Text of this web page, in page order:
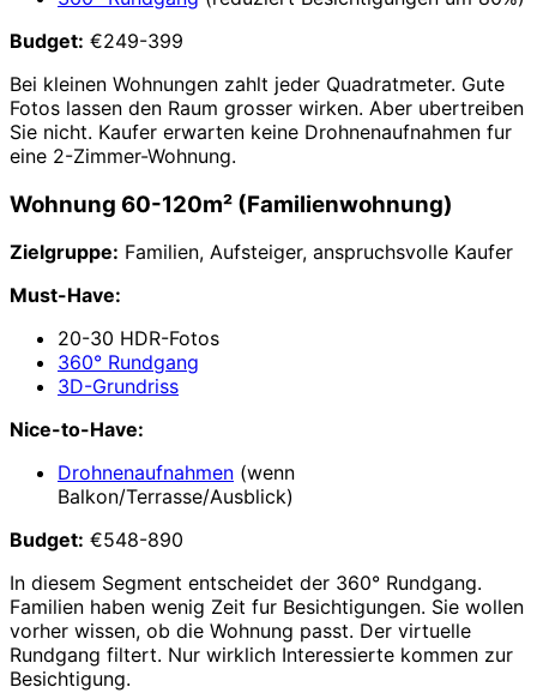
Budget: €249-399
Bei kleinen Wohnungen zahlt jeder Quadratmeter. Gute
Fotos lassen den Raum grosser wirken. Aber ubertreiben
Sie nicht. Kaufer erwarten keine Drohnenaufnahmen fur
eine 2-Zimmer-Wohnung.
Wohnung 60-120m² (Familienwohnung)
Zielgruppe: Familien, Aufsteiger, anspruchsvolle Kaufer
Must-Have:
20-30 HDR-Fotos
360° Rundgang
3D-Grundriss
Nice-to-Have:
Drohnenaufnahmen (wenn
Balkon/Terrasse/Ausblick)
Budget: €548-890
In diesem Segment entscheidet der 360° Rundgang.
Familien haben wenig Zeit fur Besichtigungen. Sie wollen
vorher wissen, ob die Wohnung passt. Der virtuelle
Rundgang filtert. Nur wirklich Interessierte kommen zur
Besichtigung.